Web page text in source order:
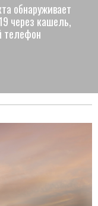
обнаруживает
через кашель,
телефон